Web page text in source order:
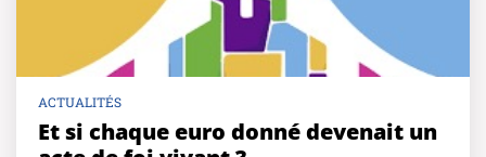
ACTUALITÉS
Et si chaque euro donné devenait un